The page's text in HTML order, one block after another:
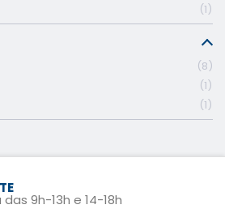
1
8
1
1
9h-13h e 14-18h